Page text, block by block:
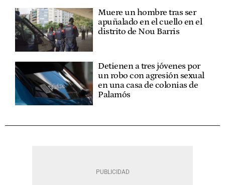
Muere un hombre tras ser
apuñalado en el cuello en el
distrito de Nou Barris
Detienen a tres jóvenes por
un robo con agresión sexual
en una casa de colonias de
Palamós